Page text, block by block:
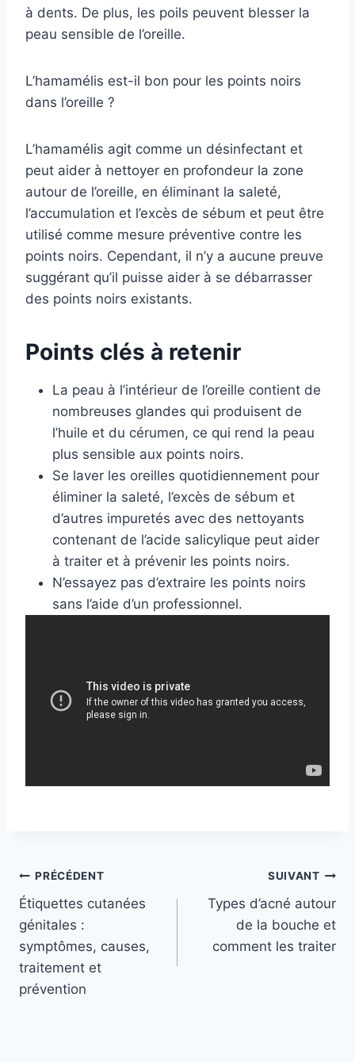
à dents. De plus, les poils peuvent blesser la
peau sensible de l’oreille.
L’hamamélis est-il bon pour les points noirs
dans l’oreille ?
L’hamamélis agit comme un désinfectant et
peut aider à nettoyer en profondeur la zone
autour de l’oreille, en éliminant la saleté,
l’accumulation et l’excès de sébum et peut être
utilisé comme mesure préventive contre les
points noirs. Cependant, il n’y a aucune preuve
suggérant qu’il puisse aider à se débarrasser
des points noirs existants.
Points clés à retenir
La peau à l’intérieur de l’oreille contient de
nombreuses glandes qui produisent de
l’huile et du cérumen, ce qui rend la peau
plus sensible aux points noirs.
Se laver les oreilles quotidiennement pour
éliminer la saleté, l’excès de sébum et
d’autres impuretés avec des nettoyants
contenant de l’acide salicylique peut aider
à traiter et à prévenir les points noirs.
N’essayez pas d’extraire les points noirs
sans l’aide d’un professionnel.
e
u
x
o
n
Navigation
de
l’article
PRÉCÉDENT
Étiquettes cutanées
génitales :
symptômes, causes,
traitement et
prévention
SUIVANT
Types d’acné autour
de la bouche et
comment les traiter